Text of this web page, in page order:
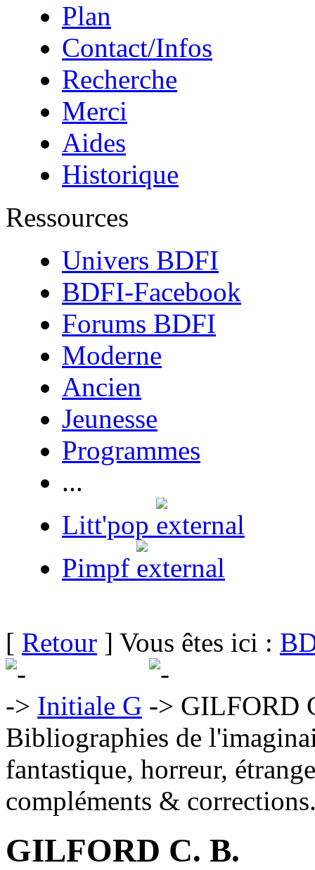
Plan
Contact/Infos
Recherche
Merci
Aides
Historique
Ressources
Univers BDFI
BDFI-Facebook
Forums BDFI
Moderne
Ancien
Jeunesse
Programmes
...
Litt'pop
Pimpf
[ Retour ] Vous êtes ici :
Initiale G
GILFORD
Bibliographies de
fantastique, horreur,
compléments &
GILFORD C. B.